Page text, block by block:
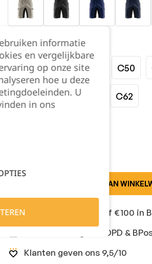
Maat:
C44 C46 C48 C50
C56 C58 C62
TOEVOEGEN AAN
Gratis levering vanaf €100 in
Snelle levering met DPD &
Klanten geven ons 9,5/10
informatie
en vergelijkbare
op onze site
hoe u deze
U
in ons